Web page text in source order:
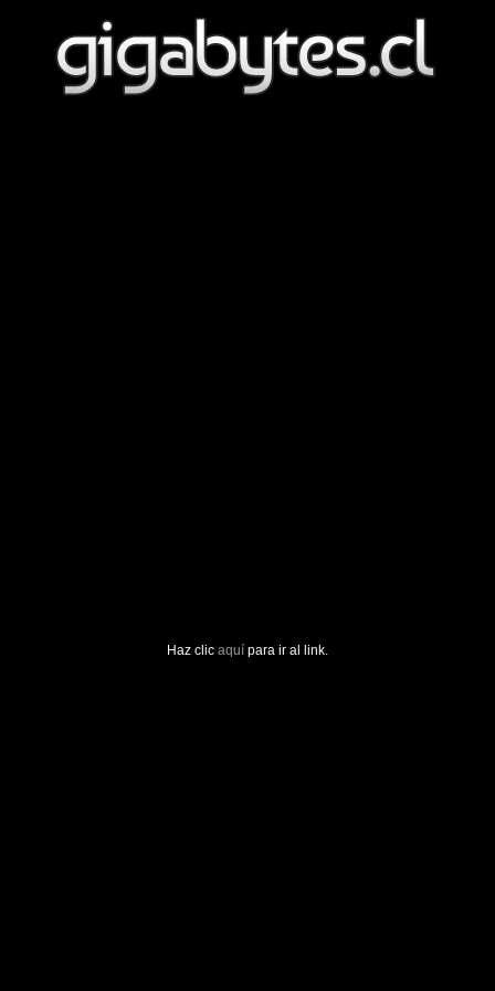
Haz clic aquí para ir al link.